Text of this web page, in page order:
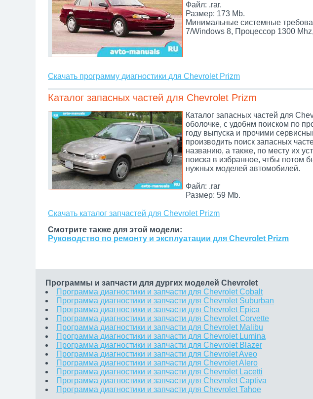
Файл: .rar.
Размер: 173 Mb.
Минимальные системные
7/Windows 8, Процессор 1300
Скачать программу диагностики для Chevrolet Prizm
Каталог запасных частей для Chevrolet Prizm
Каталог запасных частей для
оболочке, с удобнм поиском по
году выпуска и прочими
производить поиск запасных
названию, а также, по месту их
поиска в избранное, чтбы потом
нужных моделей автомобилей.
Файл: .rar
Размер: 59 Mb.
Скачать каталог запчастей для Chevrolet Prizm
Смотрите также для этой модели:
Руководство по ремонту и эксплуатации для Chevrolet Prizm
Программы и запчасти для дургих моделей Chevrolet
Программа диагностики и запчасти для Chevrolet Cobalt
Программа диагностики и запчасти для Chevrolet Suburban
Программа диагностики и запчасти для Chevrolet Epica
Программа диагностики и запчасти для Chevrolet Corvette
Программа диагностики и запчасти для Chevrolet Malibu
Программа диагностики и запчасти для Chevrolet Lumina
Программа диагностики и запчасти для Chevrolet Blazer
Программа диагностики и запчасти для Chevrolet Aveo
Программа диагностики и запчасти для Chevrolet Alero
Программа диагностики и запчасти для Chevrolet Lacetti
Программа диагностики и запчасти для Chevrolet Captiva
Программа диагностики и запчасти для Chevrolet Tahoe